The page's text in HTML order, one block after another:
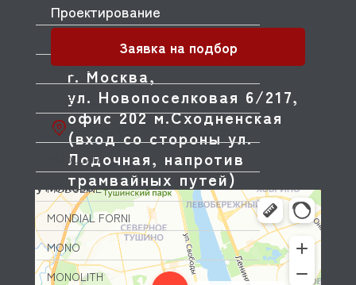
MFK
MINERVA
MIWE
MKN
MODULAR
MODULINE
MONDIAL FORNI
MONO
MONOLITH
г. Москва,
ул. Новопоселковая 6/217,
офис 202 м.Сходненская
(вход со стороны ул.
Лодочная, напротив
трамвайных путей)
Проектирование
Заявка на подбор